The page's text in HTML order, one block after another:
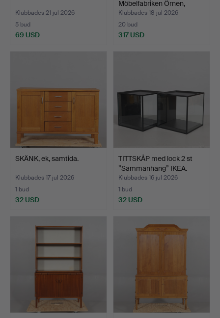
Klubbades 21 jul 2026
5 bud
69 USD
Möbelfabriken Örnen,
Ryda…
Klubbades 18 jul 2026
20 bud
317 USD
SKÄNK, ek, samtida.
Klubbades 17 jul 2026
1 bud
32 USD
TITTSKÅP med lock 2 st
”Sammanhang” IKEA.
Klubbades 16 jul 2026
1 bud
32 USD